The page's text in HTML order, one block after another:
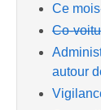
Ce
Co-
autour